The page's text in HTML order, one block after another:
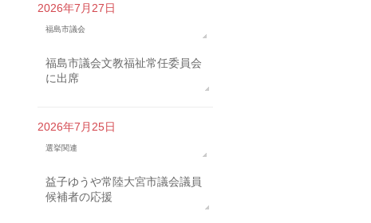
2026年7月27日
福島市議会
福島市議会文教福祉常任委員会
に出席
2026年7月25日
選挙関連
益子ゆうや常陸大宮市議会議員
候補者の応援